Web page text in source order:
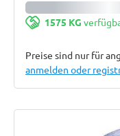
1575 KG
Preise sind nur für
anmelden oder